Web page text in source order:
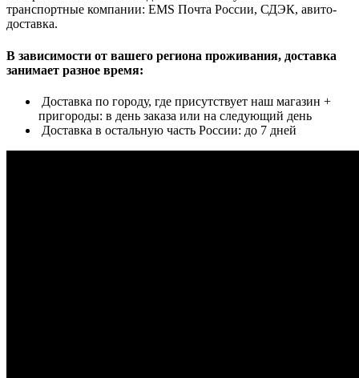
транспортные компании: EMS Почта России, СДЭК, авито-
доставка.
В зависимости от вашего региона проживания, доставка
занимает разное время:
Доставка по городу, где присутствует наш магазин +
пригороды: в день заказа или на следующий день
Доставка в остальную часть России: до 7 дней